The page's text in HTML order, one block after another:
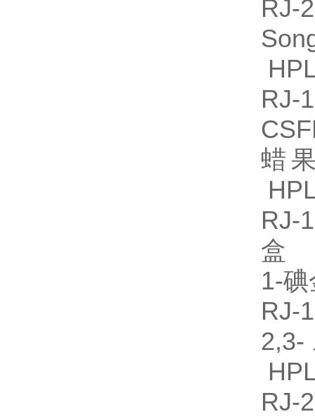
RJ-
蜡
RJ-
盒
1-
RJ-
RJ-